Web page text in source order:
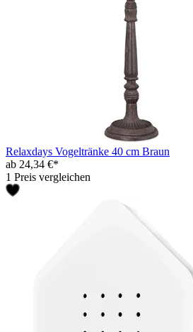
Relaxdays Vogeltränke 40 cm Braun
ab 24,34 €*
1 Preis vergleichen